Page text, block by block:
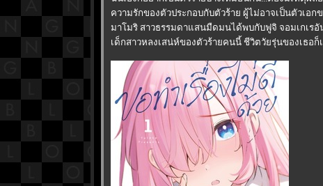
ความรักของตัวประกอบกับตัวร้าย ผู้ไม่อาจเป็นตัวเอกข
มาโมริ สาวธรรมดาแสนมืดมนได้พบกับฟูจิ จอมเกเร
เด็กสาวหลงเสน่ห์ของตัวร้ายคนนี้ ชีวิตวัยรุ่นของเธอก็